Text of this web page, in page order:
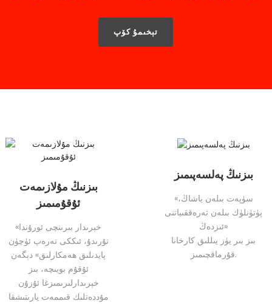
تېخىمۇ كۆپ
بىزنىڭ مۇلازىمەت
ئۇقۇمىمىز
«خېرىدار بىرىنچى ئورۇندا
تۇرىدۇ، ئىككى تەرەپ ئۈچۈن
پايدىلىق ھەمكارلىق» دېگەن
ئۇقۇم بويىچە، بىز
خېرىدارلىرىمىزغا ئۇزۇن
مۇددەتلىك قىممەت يارىتىشقا
بىزنىڭ پەلسەپىمىز
«سۈپەت بىلەن ياشاڭ،
پۈتۈنلۈك بىلەن تەرەققىياتنى
ئىزدەڭ»
بىز بىر يۈز يىللىق كارخانا
قۇرماقچىمىز.